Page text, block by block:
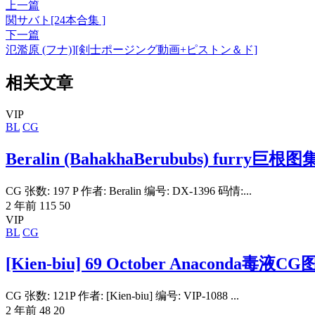
上一篇
関サバト[24本合集 ]
下一篇
氾濫原 (フナ)][剣士ポージング動画+ピストン＆ド]
相关文章
VIP
BL CG
Beralin (BahakhaBerububs) furry巨根图
CG 张数: 197 P 作者: Beralin 编号: DX-1396 码情:...
2 年前 115 50
VIP
BL CG
[Kien-biu] 69 October Anaconda毒液CG
CG 张数: 121P 作者: [Kien-biu] 编号: VIP-1088 ...
2 年前 48 20